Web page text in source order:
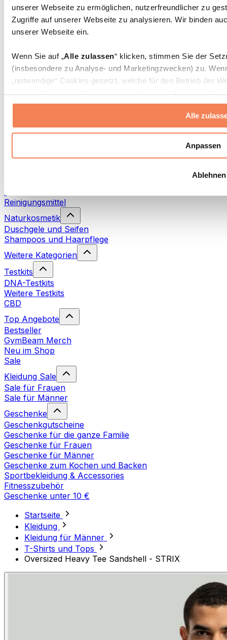
unserer Webseite zu ermöglichen, nutzerfreundlicher zu
Zugriffe auf unserer Webseite zu analysieren. Wir binden
unserer Webseite ein.
Wenn Sie auf „Alle zulassen“ klicken, stimmen Sie der
(insbesondere zu Analyse- und Marketingzwecken) zu.
„notwendige“ Cookies gesetzt, welche für den Betrieb der
individuelle Auswahl treffen, indem Sie unter „Anpassen“
erlauben“ klicken.
Weitere Informationen über die Verarbeitung Ihrer Daten
Datenschutzerklärung
Alle
Anpassen
Ablehnen
Taschen & Rucksäcke
Essenstaschen und Meal-Prep-Zubehör
Sporttaschen
Zubehör nach Aktivität
Laufen
Kampfsport
Yoga & Pilates
Wandern
Rotlichttherapie
Waschmittel
Reinigungsmittel
Naturkosmetik
Duschgele und Seifen
Shampoos und Haarpflege
Weitere Kategorien
Testkits
DNA-Testkits
Weitere Testkits
CBD
Top Angebote
Bestseller
GymBeam Merch
Neu im Shop
Sale
Kleidung Sale
Sale für Frauen
Sale für Männer
Geschenke
Geschenkgutscheine
Geschenke für die ganze Familie
Geschenke für Frauen
Geschenke für Männer
Geschenke zum Kochen und Backen
Sportbekleidung & Accessories
Fitnesszubehör
Geschenke unter 10 €
Startseite
Kleidung
Kleidung für Männer
T-Shirts und Tops
Oversized Heavy Tee Sandshell - STRIX